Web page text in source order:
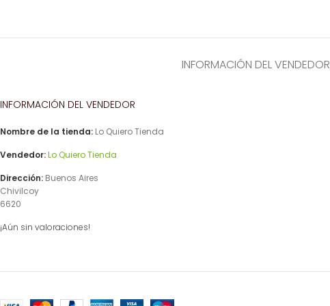
INFORMACIÓN DEL VENDEDOR
INFORMACIÓN DEL VENDEDOR
Nombre de la tienda: Lo Quiero Tienda
Vendedor:Lo Quiero Tienda
Dirección: Buenos Aires
Chivilcoy
6620
¡Aún sin valoraciones!